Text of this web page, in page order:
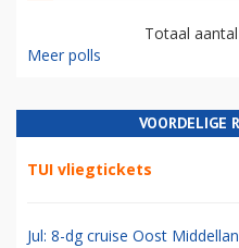
Totaal
Meer polls
VOORDELIGE
TUI vliegtickets
Jul: 8-dg cruise Oost